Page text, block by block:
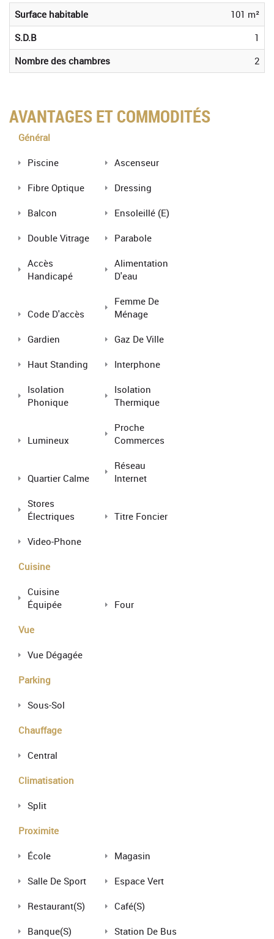
Surface habitable
101 m²
S.D.B
1
Nombre des chambres
2
AVANTAGES ET COMMODITÉS
Général
Piscine Ascenseur
Fibre Optique Dressing
Balcon Ensoleillé (e)
Double Vitrage Parabole
Accès
Handicapé
Alimentation
D'eau
Code D'accès
Femme De
Ménage
Gardien Gaz De Ville
Haut Standing Interphone
Isolation
Phonique
Isolation
Thermique
Lumineux
Proche
Commerces
Quartier Calme
Réseau
Internet
Stores
Électriques
Titre Foncier
Video-Phone
Cuisine
Cuisine
Équipée
Four
Vue
Vue Dégagée
Parking
Sous-Sol
Chauffage
Central
Climatisation
Split
Proximite
École Magasin
Salle De Sport Espace Vert
Restaurant(s) Café(s)
Banque(s) Station De Bus